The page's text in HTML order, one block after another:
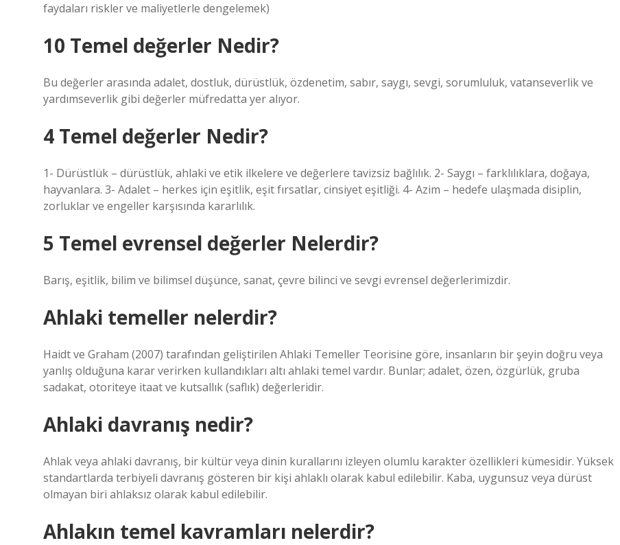
faydaları riskler ve maliyetlerle dengelemek)
10 Temel değerler Nedir?
Bu değerler arasında adalet, dostluk, dürüstlük, özdenetim, sabır, saygı, sevgi, sorumluluk, vatanseverlik ve
yardımseverlik gibi değerler müfredatta yer alıyor.
4 Temel değerler Nedir?
1- Dürüstlük – dürüstlük, ahlaki ve etik ilkelere ve değerlere tavizsiz bağlılık. 2- Saygı – farklılıklara, doğaya,
hayvanlara. 3- Adalet – herkes için eşitlik, eşit fırsatlar, cinsiyet eşitliği. 4- Azim – hedefe ulaşmada disiplin,
zorluklar ve engeller karşısında kararlılık.
5 Temel evrensel değerler Nelerdir?
Barış, eşitlik, bilim ve bilimsel düşünce, sanat, çevre bilinci ve sevgi evrensel değerlerimizdir.
Ahlaki temeller nelerdir?
Haidt ve Graham (2007) tarafından geliştirilen Ahlaki Temeller Teorisine göre, insanların bir şeyin doğru veya
yanlış olduğuna karar verirken kullandıkları altı ahlaki temel vardır. Bunlar; adalet, özen, özgürlük, gruba
sadakat, otoriteye itaat ve kutsallık (saflık) değerleridir.
Ahlaki davranış nedir?
Ahlak veya ahlaki davranış, bir kültür veya dinin kurallarını izleyen olumlu karakter özellikleri kümesidir. Yüksek
standartlarda terbiyeli davranış gösteren bir kişi ahlaklı olarak kabul edilebilir. Kaba, uygunsuz veya dürüst
olmayan biri ahlaksız olarak kabul edilebilir.
Ahlakın temel kavramları nelerdir?